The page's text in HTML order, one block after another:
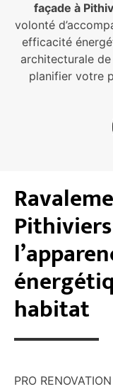
façade à
volonté
efficacité
architecturale
planifier votre
habitat
PRO